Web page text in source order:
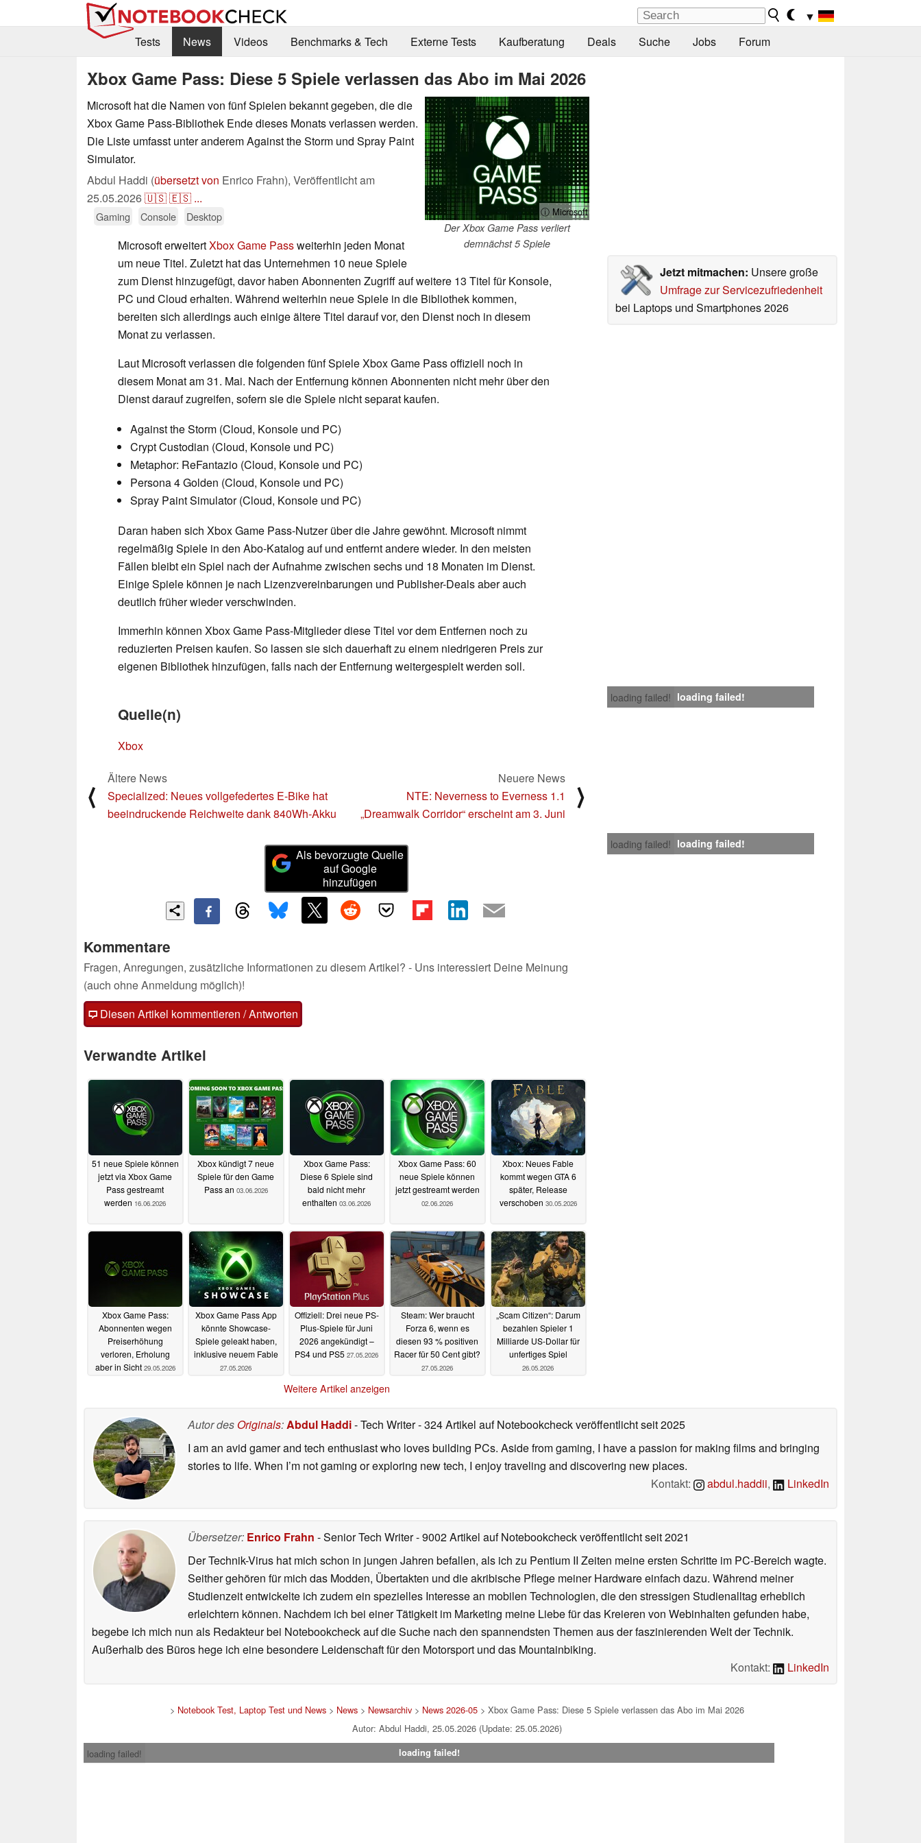
▼
Tests
News Videos Benchmarks & Tech Externe Tests Kaufberatung Deals Suche Jobs Forum
Xbox Game Pass: Diese 5 Spiele verlassen das Abo im Mai 2026
ⓘ Microsoft
Der Xbox Game Pass verliert
demnächst 5 Spiele
Microsoft hat die Namen von fünf Spielen bekannt gegeben, die die
Xbox Game Pass-Bibliothek Ende dieses Monats verlassen werden.
Die Liste umfasst unter anderem Against the Storm und Spray Paint
Simulator.
Abdul Haddi (übersetzt von Enrico Frahn), Veröffentlicht am
25.05.2026🇺🇸🇪🇸 ...
Gaming Console Desktop
Jetzt mitmachen: Unsere große
Umfrage zur Servicezufriedenheit
bei Laptops und Smartphones 2026
Microsoft erweitertXbox Game Passweiterhin jeden Monat
um neue Titel. Zuletzt hat das Unternehmen 10 neue Spiele
zum Dienst hinzugefügt, davor haben Abonnenten Zugriff auf weitere 13 Titel für Konsole,
PC und Cloud erhalten. Während weiterhin neue Spiele in die Bibliothek kommen,
bereiten sich allerdings auch einige ältere Titel darauf vor, den Dienst noch in diesem
Monat zu verlassen.
Laut Microsoft verlassen die folgenden fünf Spiele Xbox Game Pass offiziell noch in
diesem Monat am 31. Mai. Nach der Entfernung können Abonnenten nicht mehr über den
Dienst darauf zugreifen, sofern sie die Spiele nicht separat kaufen.
Against the Storm (Cloud, Konsole und PC)
Crypt Custodian (Cloud, Konsole und PC)
Metaphor: ReFantazio (Cloud, Konsole und PC)
Persona 4 Golden (Cloud, Konsole und PC)
Spray Paint Simulator (Cloud, Konsole und PC)
Daran haben sich Xbox Game Pass-Nutzer über die Jahre gewöhnt. Microsoft nimmt
regelmäßig Spiele in den Abo-Katalog auf und entfernt andere wieder. In den meisten
Fällen bleibt ein Spiel nach der Aufnahme zwischen sechs und 18 Monaten im Dienst.
Einige Spiele können je nach Lizenzvereinbarungen und Publisher-Deals aber auch
deutlich früher wieder verschwinden.
Immerhin können Xbox Game Pass-Mitglieder diese Titel vor dem Entfernen noch zu
reduzierten Preisen kaufen. So lassen sie sich dauerhaft zu einem niedrigeren Preis zur
eigenen Bibliothek hinzufügen, falls nach der Entfernung weitergespielt werden soll.
loading failed! loading failed!
Quelle(n)
Xbox
⟨
Ältere News
Specialized: Neues vollgefedertes E-Bike hat
beeindruckende Reichweite dank 840Wh-Akku
Neuere News
NTE: Neverness to Everness 1.1
„Dreamwalk Corridor“ erscheint am 3. Juni
⟩
loading failed! loading failed!
Als bevorzugte Quelle
auf Google
hinzufügen
Kommentare
Fragen, Anregungen, zusätzliche Informationen zu diesem Artikel? - Uns interessiert Deine Meinung
(auch ohne Anmeldung möglich)!
Diesen Artikel kommentieren / Antworten
Verwandte Artikel
51 neue Spiele können
jetzt via Xbox Game
Pass gestreamt
werden 16.06.2026
Xbox kündigt 7 neue
Spiele für den Game
Pass an 03.06.2026
Xbox Game Pass:
Diese 6 Spiele sind
bald nicht mehr
enthalten 03.06.2026
Xbox Game Pass: 60
neue Spiele können
jetzt gestreamt werden
02.06.2026
Xbox: Neues Fable
kommt wegen GTA 6
später, Release
verschoben 30.05.2026
Xbox Game Pass:
Abonnenten wegen
Preiserhöhung
verloren, Erholung
aber in Sicht 29.05.2026
Xbox Game Pass App
könnte Showcase-
Spiele geleakt haben,
inklusive neuem Fable
27.05.2026
Offiziell: Drei neue PS-
Plus-Spiele für Juni
2026 angekündigt –
PS4 und PS5 27.05.2026
Steam: Wer braucht
Forza 6, wenn es
diesen 93 % positiven
Racer für 50 Cent gibt?
27.05.2026
„Scam Citizen“: Darum
bezahlen Spieler 1
Milliarde US-Dollar für
unfertiges Spiel
26.05.2026
Weitere Artikel anzeigen
Autor des Originals:Abdul Haddi- Tech Writer- 324 Artikel auf Notebookcheck veröffentlichtseit 2025
I am an avid gamer and tech enthusiast who loves building PCs. Aside from gaming, I have a passion for making films and bringing
stories to life. When I’m not gaming or exploring new tech, I enjoy traveling and discovering new places.
Kontakt:
abdul.haddii, LinkedIn
Übersetzer: Enrico Frahn - Senior Tech Writer- 9002 Artikel auf Notebookcheck veröffentlichtseit 2021
Der Technik-Virus hat mich schon in jungen Jahren befallen, als ich zu Pentium II Zeiten meine ersten Schritte im PC-Bereich wagte.
Seither gehören für mich das Modden, Übertakten und die akribische Pflege meiner Hardware einfach dazu. Während meiner
Studienzeit entwickelte ich zudem ein spezielles Interesse an mobilen Technologien, die den stressigen Studienalltag erheblich
erleichtern können. Nachdem ich bei einer Tätigkeit im Marketing meine Liebe für das Kreieren von Webinhalten gefunden habe,
begebe ich mich nun als Redakteur bei Notebookcheck auf die Suche nach den spannendsten Themen aus der faszinierenden Welt der Technik.
Außerhalb des Büros hege ich eine besondere Leidenschaft für den Motorsport und das Mountainbiking.
Kontakt:
LinkedIn
> Notebook Test, Laptop Test und News > News > Newsarchiv > News 2026-05 > Xbox Game Pass: Diese 5 Spiele verlassen das Abo im Mai 2026
Autor: Abdul Haddi, 25.05.2026 (Update: 25.05.2026)
loading failed!
loading failed!